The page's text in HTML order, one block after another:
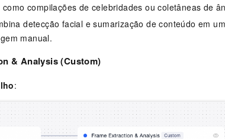
como compilações de celebridades ou coletâneas de
detecção facial e sumarização de conteúdo em
manual.
& Analysis (Custom)
: